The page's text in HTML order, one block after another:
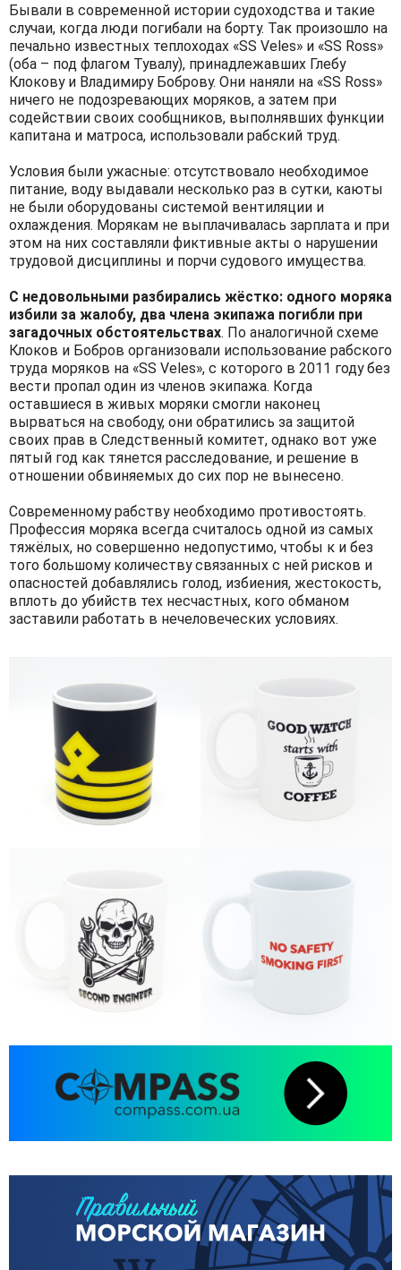
Бывали в современной истории судоходства и такие
случаи, когда люди погибали на борту. Так произошло на
печально известных теплоходах «SS Veles» и «SS Ross»
(оба – под флагом Тувалу), принадлежавших Глебу
Клокову и Владимиру Боброву. Они наняли на «SS Ross»
ничего не подозревающих моряков, а затем при
содействии своих сообщников, выполнявших функции
капитана и матроса, использовали рабский труд.
Условия были ужасные: отсутствовало необходимое
питание, воду выдавали несколько раз в сутки, каюты
не были оборудованы системой вентиляции и
охлаждения. Морякам не выплачивалась зарплата и при
этом на них составляли фиктивные акты о нарушении
трудовой дисциплины и порчи судового имущества.
С недовольными разбирались жёстко: одного моряка
избили за жалобу, два члена экипажа погибли при
загадочных обстоятельствах. По аналогичной схеме
Клоков и Бобров организовали использование рабского
труда моряков на «SS Veles», с которого в 2011 году без
вести пропал один из членов экипажа. Когда
оставшиеся в живых моряки смогли наконец
вырваться на свободу, они обратились за защитой
своих прав в Следственный комитет, однако вот уже
пятый год как тянется расследование, и решение в
отношении обвиняемых до сих пор не вынесено.
Современному рабству необходимо противостоять.
Профессия моряка всегда считалось одной из самых
тяжёлых, но совершенно недопустимо, чтобы к и без
того большому количеству связанных с ней рисков и
опасностей добавлялись голод, избиения, жестокость,
вплоть до убийств тех несчастных, кого обманом
заставили работать в нечеловеческих условиях.